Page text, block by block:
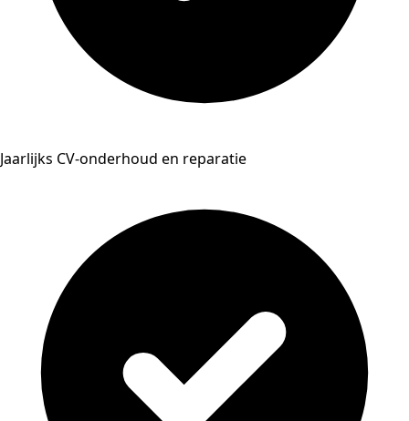
Jaarlijks CV-onderhoud en reparatie